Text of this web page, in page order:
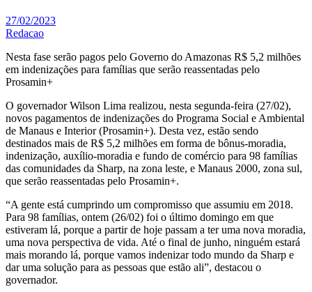
27/02/2023
Redacao
Nesta fase serão pagos pelo Governo do Amazonas R$ 5,2 milhões
em indenizações para famílias que serão reassentadas pelo
Prosamin+
O governador Wilson Lima realizou, nesta segunda-feira (27/02),
novos pagamentos de indenizações do Programa Social e Ambiental
de Manaus e Interior (Prosamin+). Desta vez, estão sendo
destinados mais de R$ 5,2 milhões em forma de bônus-moradia,
indenização, auxílio-moradia e fundo de comércio para 98 famílias
das comunidades da Sharp, na zona leste, e Manaus 2000, zona sul,
que serão reassentadas pelo Prosamin+.
“A gente está cumprindo um compromisso que assumiu em 2018.
Para 98 famílias, ontem (26/02) foi o último domingo em que
estiveram lá, porque a partir de hoje passam a ter uma nova moradia,
uma nova perspectiva de vida. Até o final de junho, ninguém estará
mais morando lá, porque vamos indenizar todo mundo da Sharp e
dar uma solução para as pessoas que estão ali”, destacou o
governador.